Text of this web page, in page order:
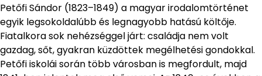
Petőfi Sándor (1823–1849) a magyar irodalomtörténet
egyik legsokoldalúbb és legnagyobb hatású költője.
Fiatalkora sok nehézséggel járt: családja nem volt
gazdag, sőt, gyakran küzdöttek megélhetési gondokkal.
Petőfi iskolái során több városban is megfordult, majd